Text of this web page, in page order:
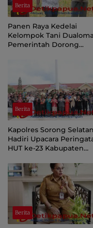
Berita
Panen Raya Kedelai
Kelompok Tani
Pemerintah Dorong
Berita
Kapolres Sorong Selatan
Hadiri Upacara
HUT ke-23 Kabupaten
Berita